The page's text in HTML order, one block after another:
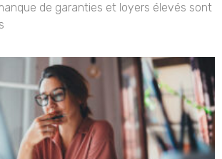
de garanties et loyers élevés sont